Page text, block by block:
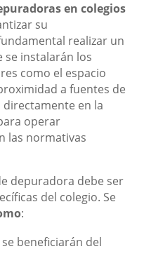
en colegios
su
realizar un
instalarán los
como el espacio
a fuentes de
directamente en la
operar
las normativas
depuradora debe ser
del colegio. Se
:
beneficiarán del